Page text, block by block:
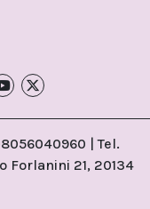
| Tel.
Forlanini 21, 20134